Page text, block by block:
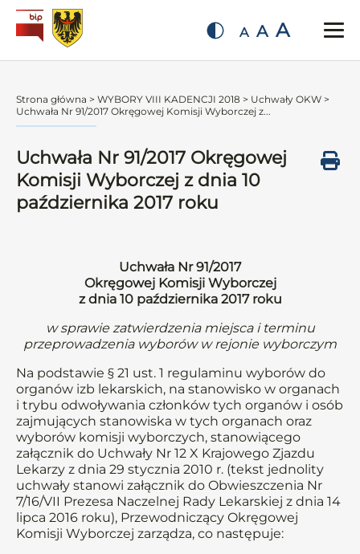
A A A
Strona główna > WYBORY VIII KADENCJI 2018 > Uchwały OKW >
Uchwała Nr 91/2017 Okręgowej Komisji Wyborczej z...
Uchwała Nr 91/2017 Okręgowej
Komisji Wyborczej z dnia 10
października 2017 roku
Uchwała Nr 91/2017
Okręgowej Komisji Wyborczej
z dnia 10 października 2017 roku
w sprawie zatwierdzenia miejsca i terminu
przeprowadzenia wyborów w rejonie wyborczym
Na podstawie § 21 ust. 1 regulaminu wyborów do
organów izb lekarskich, na stanowisko w organach
i trybu odwoływania członków tych organów i osób
zajmujących stanowiska w tych organach oraz
wyborów komisji wyborczych, stanowiącego
załącznik do Uchwały Nr 12 X Krajowego Zjazdu
Lekarzy z dnia 29 stycznia 2010 r. (tekst jednolity
uchwały stanowi załącznik do Obwieszczenia Nr
7/16/VII Prezesa Naczelnej Rady Lekarskiej z dnia 14
lipca 2016 roku), Przewodniczący Okręgowej
Komisji Wyborczej zarządza, co następuje: